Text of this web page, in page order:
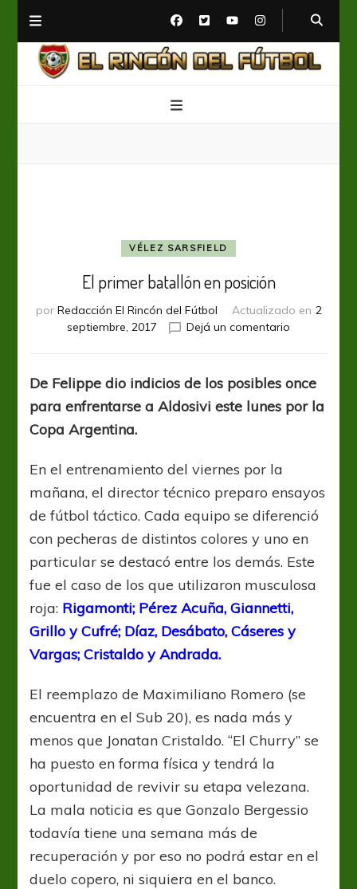
VÉLEZ SARSFIELD
El primer batallón en posición
por Redacción El Rincón del Fútbol Actualizado en 2
septiembre, 2017
Dejá un comentario
en
posición
De Felippe dio indicios de los posibles once
para enfrentarse a Aldosivi este lunes por la
Copa Argentina.
En el entrenamiento del viernes por la
mañana, el director técnico preparo ensayos
de fútbol táctico. Cada equipo se diferenció
con pecheras de distintos colores y uno en
particular se destacó entre los demás. Este
fue el caso de los que utilizaron musculosa
roja: Rigamonti; Pérez Acuña, Giannetti,
Grillo y Cufré; Díaz, Desábato, Cáseres y
Vargas; Cristaldo y Andrada.
El reemplazo de Maximiliano Romero (se
encuentra en el Sub 20), es nada más y
menos que Jonatan Cristaldo. “El Churry” se
ha puesto en forma física y tendrá la
oportunidad de revivir su etapa velezana.
La mala noticia es que Gonzalo Bergessio
todavía tiene una semana más de
recuperación y por eso no podrá estar en el
duelo copero, ni siquiera en el banco.